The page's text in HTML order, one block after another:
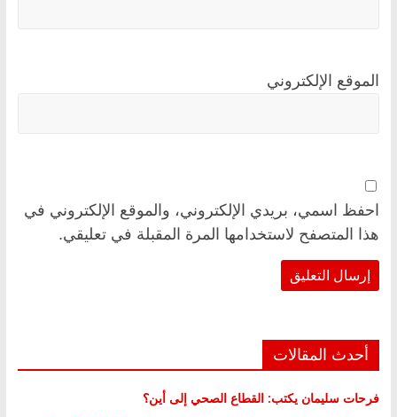
الموقع الإلكتروني
احفظ اسمي، بريدي الإلكتروني، والموقع الإلكتروني في
هذا المتصفح لاستخدامها المرة المقبلة في تعليقي.
أحدث المقالات
فرحات سليمان يكتب: القطاع الصحي إلى أين؟